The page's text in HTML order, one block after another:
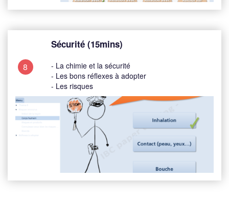
8
Sécurité (15mins)
- La chimie et la sécurité
- Les bons réflexes à adopter
- Les risques